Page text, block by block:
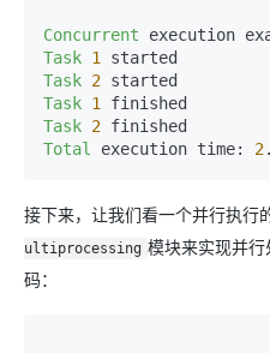
Concurrent
Task 1
Task 2
Task 1
Task 2
Total
execution time: 2.
接下来，让我们看一个并行执行
ultiprocessing 模块来实现并
码：